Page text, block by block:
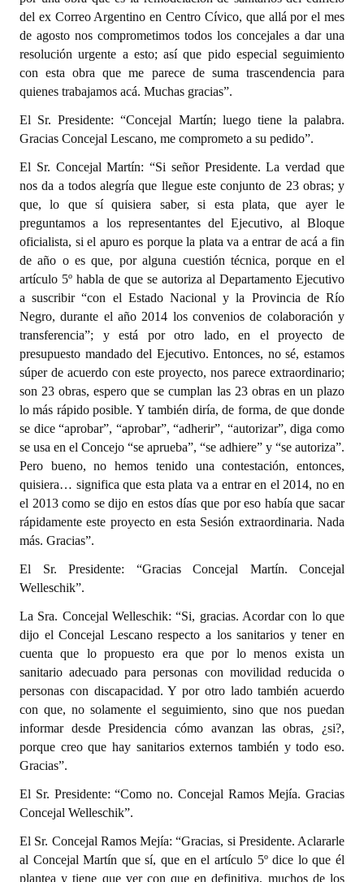
del ex Correo Argentino en Centro Cívico, que allá por el mes
de agosto nos comprometimos todos los concejales a dar una
resolución urgente a esto; así que pido especial seguimiento
con esta obra que me parece de suma trascendencia para
quienes trabajamos acá. Muchas gracias”.
El Sr. Presidente: “Concejal Martín; luego tiene la palabra.
Gracias Concejal Lescano, me comprometo a su pedido”.
El Sr. Concejal Martín: “Si señor Presidente. La verdad que
nos da a todos alegría que llegue este conjunto de 23 obras; y
que, lo que sí quisiera saber, si esta plata, que ayer le
preguntamos a los representantes del Ejecutivo, al Bloque
oficialista, si el apuro es porque la plata va a entrar de acá a fin
de año o es que, por alguna cuestión técnica, porque en el
artículo 5º habla de que se autoriza al Departamento Ejecutivo
a suscribir “con el Estado Nacional y la Provincia de Río
Negro, durante el año 2014 los convenios de colaboración y
transferencia”; y está por otro lado, en el proyecto de
presupuesto mandado del Ejecutivo. Entonces, no sé, estamos
súper de acuerdo con este proyecto, nos parece extraordinario;
son 23 obras, espero que se cumplan las 23 obras en un plazo
lo más rápido posible. Y también diría, de forma, de que donde
se dice “aprobar”, “aprobar”, “adherir”, “autorizar”, diga como
se usa en el Concejo “se aprueba”, “se adhiere” y “se autoriza”.
Pero bueno, no hemos tenido una contestación, entonces,
quisiera… significa que esta plata va a entrar en el 2014, no en
el 2013 como se dijo en estos días que por eso había que sacar
rápidamente este proyecto en esta Sesión extraordinaria. Nada
más. Gracias”.
El Sr. Presidente: “Gracias Concejal Martín. Concejal
Welleschik”.
La Sra. Concejal Welleschik: “Si, gracias. Acordar con lo que
dijo el Concejal Lescano respecto a los sanitarios y tener en
cuenta que lo propuesto era que por lo menos exista un
sanitario adecuado para personas con movilidad reducida o
personas con discapacidad. Y por otro lado también acuerdo
con que, no solamente el seguimiento, sino que nos puedan
informar desde Presidencia cómo avanzan las obras, ¿si?,
porque creo que hay sanitarios externos también y todo eso.
Gracias”.
El Sr. Presidente: “Como no. Concejal Ramos Mejía. Gracias
Concejal Welleschik”.
El Sr. Concejal Ramos Mejía: “Gracias, si Presidente. Aclararle
al Concejal Martín que sí, que en el artículo 5º dice lo que él
plantea y tiene que ver con que en definitiva, muchos de los